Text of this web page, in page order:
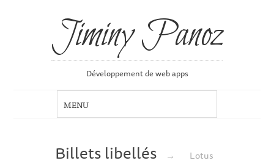
Jiminy Panoz
Développement de web apps
Billets libellés → Lotus